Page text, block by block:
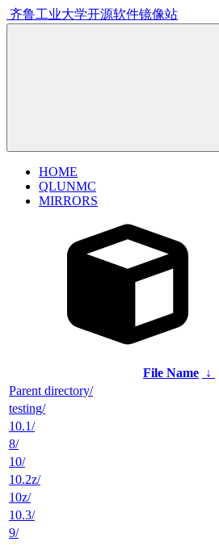
齐鲁工业大学开源软件镜像站
HOME
QLUNMC
MIRRORS
File Name ↓
Parent directory/
testing/
10.1/
8/
10/
10.2z/
10z/
10.3/
9/